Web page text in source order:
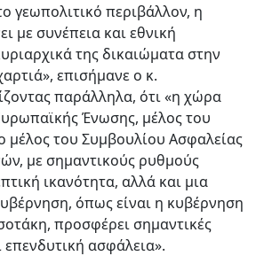
γεωπολιτικό περιβάλλον, η
με συνέπεια και εθνική
της δικαιώματα στην
επισήμανε ο κ.
παράλληλα, ότι «η χώρα
Ένωσης, μέλος του
μέλος του Συμβουλίου Ασφαλείας
με σημαντικούς ρυθμούς
ικανότητα, αλλά και μια
όπως είναι η κυβέρνηση
προσφέρει σημαντικές
επενδυτική ασφάλεια».